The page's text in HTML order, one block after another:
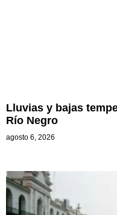
Lluvias y bajas
Río Negro
agosto 6, 2026